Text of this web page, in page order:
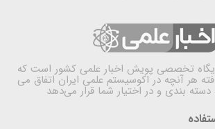
تخصصی پویش اخبار علمی کشور است که
هر آنچه در اکوسیستم علمی ایران اتفاق می
دسته بندی و در اختیار شما قرار می‌دهد